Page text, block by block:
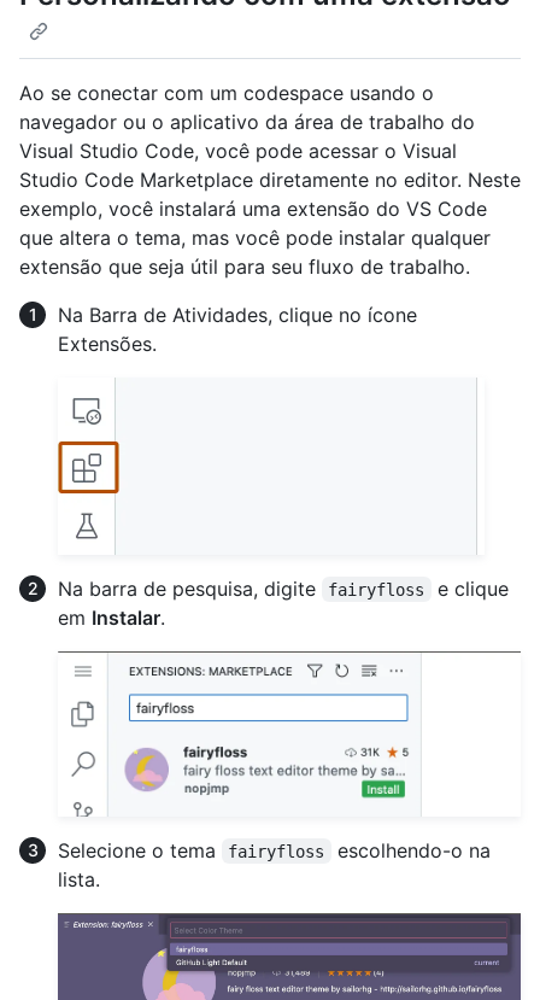
Ao se conectar com um codespace usando o
navegador ou o aplicativo da área de trabalho do
Visual Studio Code, você pode acessar o Visual
Studio Code Marketplace diretamente no editor. Neste
exemplo, você instalará uma extensão do VS Code
que altera o tema, mas você pode instalar qualquer
extensão que seja útil para seu fluxo de trabalho.
Na Barra de Atividades, clique no ícone
Extensões.
Na barra de pesquisa, digite fairyfloss
e clique
em Instalar.
Selecione o tema fairyfloss
escolhendo-o na
lista.